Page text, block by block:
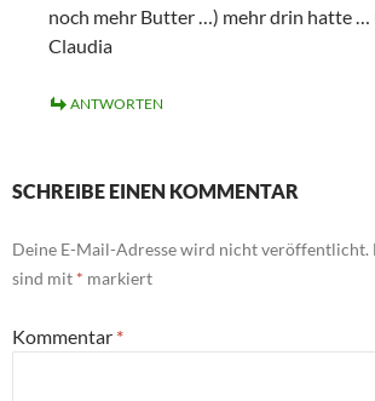
noch mehr Butter …) mehr drin hatte …
Claudia
ANTWORTEN
SCHREIBE EINEN KOMMENTAR
Deine E-Mail-Adresse wird nicht veröffentlicht.
sind mit * markiert
Kommentar *